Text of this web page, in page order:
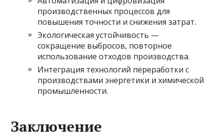
производственных процессов для
повышения точности и снижения затрат.
Экологическая устойчивость —
сокращение выбросов, повторное
использование отходов производства.
Интеграция технологий переработки с
производствами энергетики и химической
промышленности.
Заключение